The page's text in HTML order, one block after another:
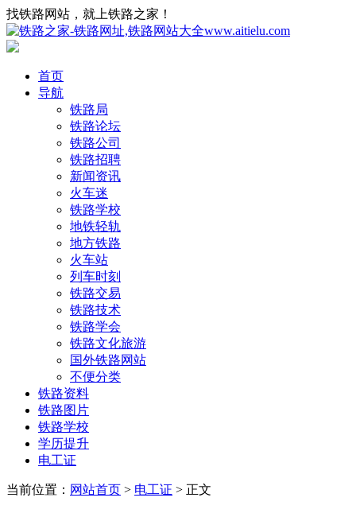
找铁路网站，就上铁路之家！
首页
导航
铁路局
铁路论坛
铁路公司
铁路招聘
新闻资讯
火车迷
铁路学校
地铁轻轨
地方铁路
火车站
列车时刻
铁路交易
铁路技术
铁路学会
铁路文化旅游
国外铁路网站
不便分类
铁路资料
铁路图片
铁路学校
学历提升
电工证
当前位置： 网站首页 > 电工证 > 正文